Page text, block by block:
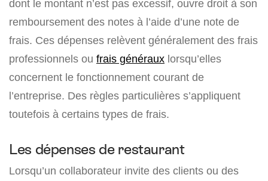
dont le montant n’est pas excessif, ouvre droit à son
remboursement des notes à l’aide d’une note de
frais. Ces dépenses relèvent généralement des frais
professionnels ou frais généraux lorsqu’elles
concernent le fonctionnement courant de
l’entreprise. Des règles particulières s’appliquent
toutefois à certains types de frais.
Les dépenses de restaurant
Lorsqu’un collaborateur invite des clients ou des